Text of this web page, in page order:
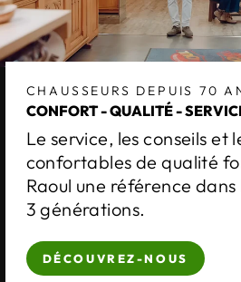
CHAUSSEURS DEPUIS 70
CONFORT - QUALITÉ -
Le service, les conseils et
confortables de qualité
Raoul une référence
3 générations.
DÉCOUVREZ-NOUS